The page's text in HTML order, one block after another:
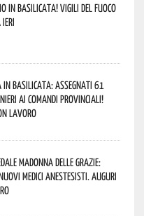
in Basilicata! Vigili del fuoco
ieri
in Basilicata: assegnati 61
ai Comandi provinciali!
lavoro
Madonna delle Grazie:
medici anestesisti. Auguri